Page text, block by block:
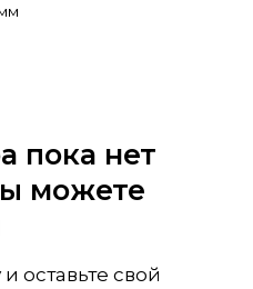
пока нет
можете
оставьте свой